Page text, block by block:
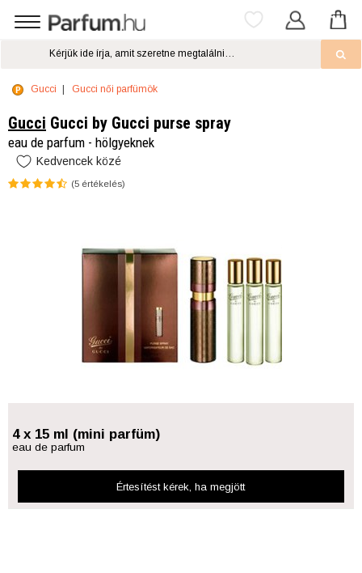
Gucci Gucci női parfümök
Gucci Gucci by Gucci purse spray
eau de parfum - hölgyeknek
Kedvencek közé
(5 értékelés)
4 x 15 ml (mini parfüm)
eau de parfum
Értesítést kérek, ha megjött